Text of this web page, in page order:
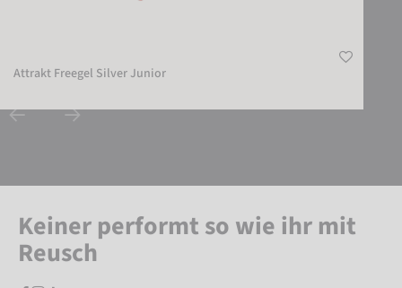
Attrakt Freegel Silver Junior
Keiner performt so wie ihr mit
Reusch